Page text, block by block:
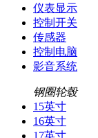
仪表显示
控制开关
传感器
控制电脑
影音系统
钢圈轮毂
15英寸
16英寸
17英寸